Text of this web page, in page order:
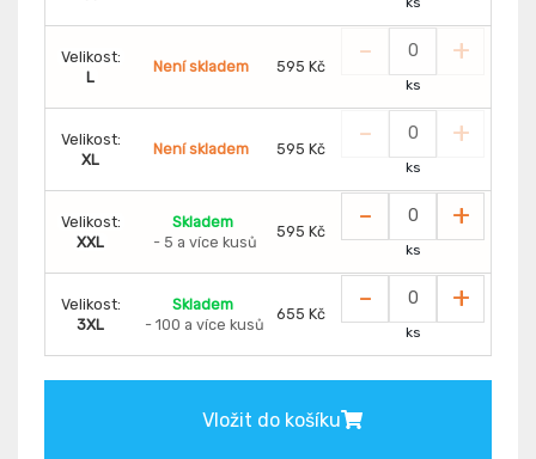
Velikost:
L
Není skladem 595 Kč - +
ks
Velikost:
XL
Není skladem 595 Kč - +
ks
Velikost:
XXL
Skladem
- 5 a více kusů
595 Kč - +
ks
Velikost:
3XL
Skladem
- 100 a více kusů
655 Kč - +
ks
Vložit do košíku